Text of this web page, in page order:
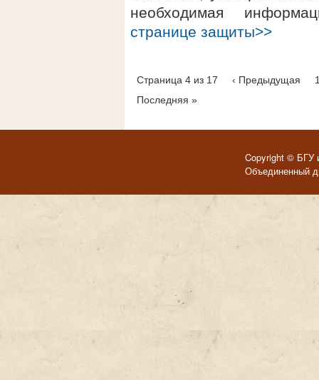
необходимая
странице защиты>>
Страница 4 из 17 ‹ Предыдущая
Последняя »
Copyright © БГУ
Объединенный